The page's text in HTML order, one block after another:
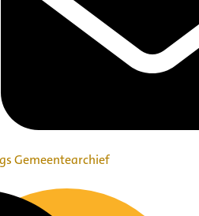
Gemeentearchief